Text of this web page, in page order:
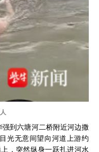
到六塘河二桥附近河边撒
光无意间望向河道上游约
，突然纵身一跃扎进河水